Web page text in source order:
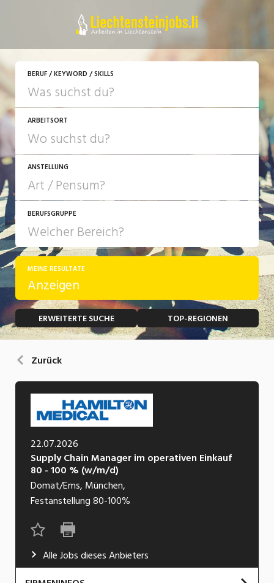
BERUF / KEYWORD / SKILLS
ARBEITSORT
ANSTELLUNG
JOB-TYP
Festanstellung
Temporär (befristet)
Freelance
Praktikum
Lehrstelle
Ferienjob
POSITION
Führungsposition
Management / Kader
BERUFSGRUPPE
Bank, Versicherung
Bau, Handwerk, Elektro
Bildung, Kunst, Design, Soziale Berufe, Sport
Einkauf, Logistik, Transport, Verkehr
Engineering, Technik, Architektur
Finanzen, Controlling, Treuhand, Recht
Gartenbau, Landwirtschaft, Forstwirtschaft
Gastronomie, Hotellerie, Tourismus,
Lebensmittel
Immobilien, Facility Management, Reinigung
Industrie, Maschinenbau, Anlagenbau,
Produktion
MEINE RESULTATE
Anzeigen
ERWEITERTE SUCHE TOP-REGIONEN
Zurück
JETZT BEWERBEN
22.07.2026
Supply Chain Manager im operativen Einkauf
80 - 100 % (w/m/d)
Domat/Ems, München,
Festanstellung80-100%
Alle Jobs dieses Anbieters